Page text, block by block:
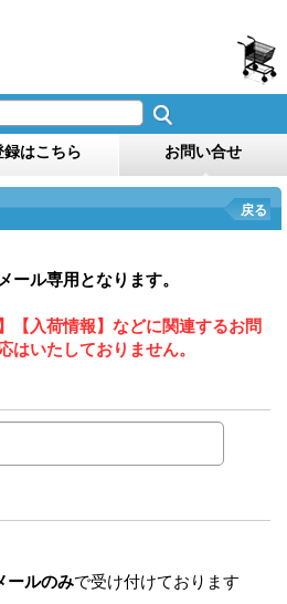
録はこちら お問い合せ
戻る
ール専用となります。
【入荷情報】などに関連するお問
はいたしておりません。
ールのみで受け付けております